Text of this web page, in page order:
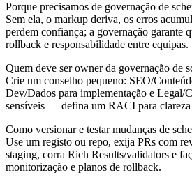
Porque precisamos de governação de
Sem ela, o markup deriva, os erros
perdem confiança; a governação garante
rollback e responsabilidade entre equipas.
Quem deve ser owner da governação de
Crie um conselho pequeno: SEO/
Dev/Dados para implementação e Legal/
sensíveis — defina um RACI para clareza
Como versionar e testar mudanças de
Use um registo ou repo, exija PRs com
staging, corra Rich Results/validators e
monitorização e planos de rollback.